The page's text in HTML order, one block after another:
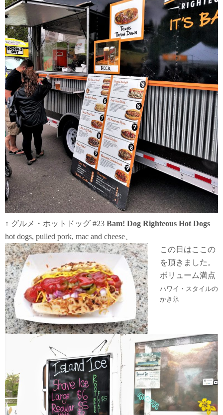
↑ グルメ・ホットドッグ #23 Bam! Dog Righteous Hot Dogs
hot dogs, pulled pork, mac and cheese、
この日はここの
を頂きました。
ボリューム満点
ハワイ・スタイルの
かき氷